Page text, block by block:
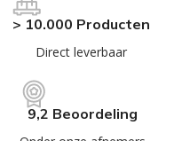
> 10.000 Producten
Direct leverbaar
9,2 Beoordeling